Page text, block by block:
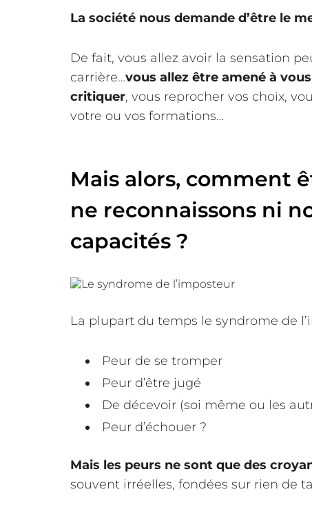
La société nous demande d’être le
De fait, vous allez avoir la sensation
carrière…vous allez être amené à
critiquer, vous reprocher vos choix,
votre ou vos formations…
Mais alors, comment
ne reconnaissons ni
capacités ?
La plupart du temps le syndrome de
Peur de se tromper
Peur d’être jugé
De décevoir (soi même ou les
Peur d’échouer ?
Mais les peurs ne sont que des
souvent irréelles, fondées sur rien de